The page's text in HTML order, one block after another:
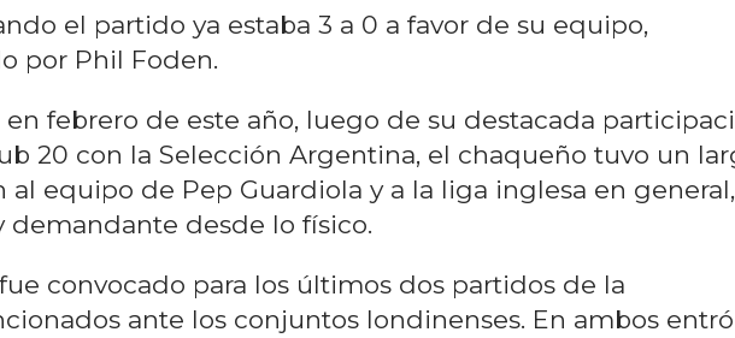
el partido ya estaba 3 a 0 a favor de su equipo,
por Phil Foden.
febrero de este año, luego de su destacada
20 con la Selección Argentina, el chaqueño tuvo un
equipo de Pep Guardiola y a la liga inglesa en general,
desde lo físico.
convocado para los últimos dos partidos de la
ante los conjuntos londinenses. En ambos entró